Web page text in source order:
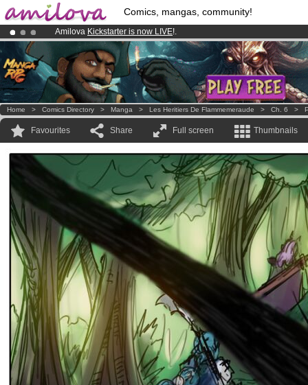
Comics, mangas, community!
Amilova Kickstarter is now LIVE!.
Already 100000membersand 1000comics & mangas!.
Premium membership from3.95 euros per month !Get membership
Home > Comics Directory > Manga > Les Heritiers De Flammemeraude > Ch. 6 >
Favourites Share Full screen Thumbnails